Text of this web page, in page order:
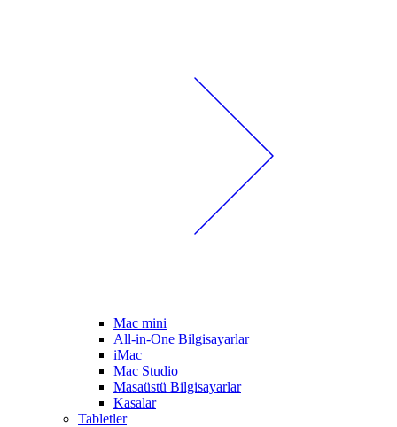
Mac mini
All-in-One Bilgisayarlar
iMac
Mac Studio
Masaüstü Bilgisayarlar
Kasalar
Tabletler